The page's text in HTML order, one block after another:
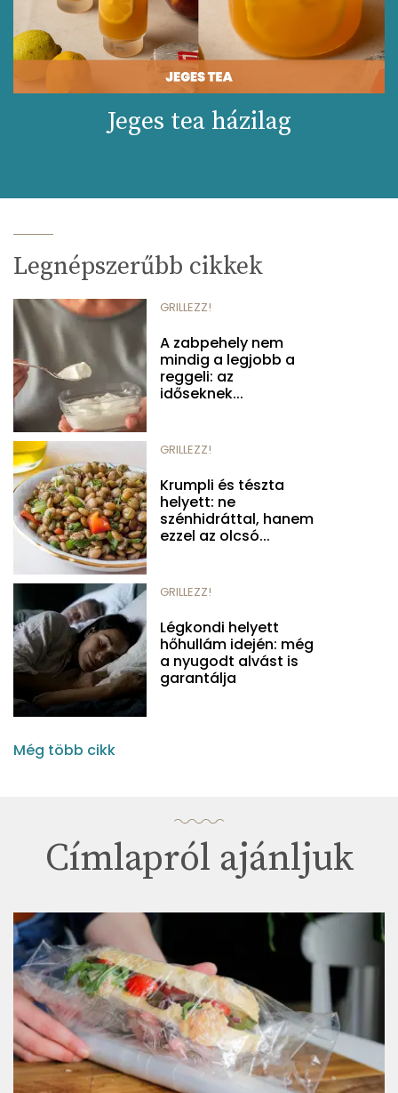
Jeges tea házilag
Legnépszerűbb cikkek
GRILLEZZ!
A zabpehely nem
mindig a legjobb a
reggeli: az
időseknek...
GRILLEZZ!
Krumpli és tészta
helyett: ne
szénhidráttal, hanem
ezzel az olcsó...
GRILLEZZ!
Légkondi helyett
hőhullám idején: még
a nyugodt alvást is
garantálja
Még több cikk
Címlapról ajánljuk